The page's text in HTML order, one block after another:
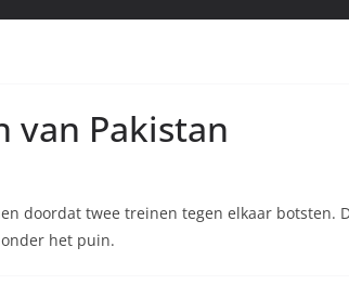
van Pakistan
doordat twee treinen tegen elkaar
het puin.